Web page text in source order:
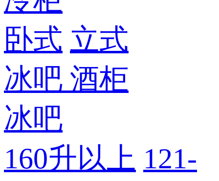
卧式 立式
冰吧 酒柜
冰吧
160升以上 121-